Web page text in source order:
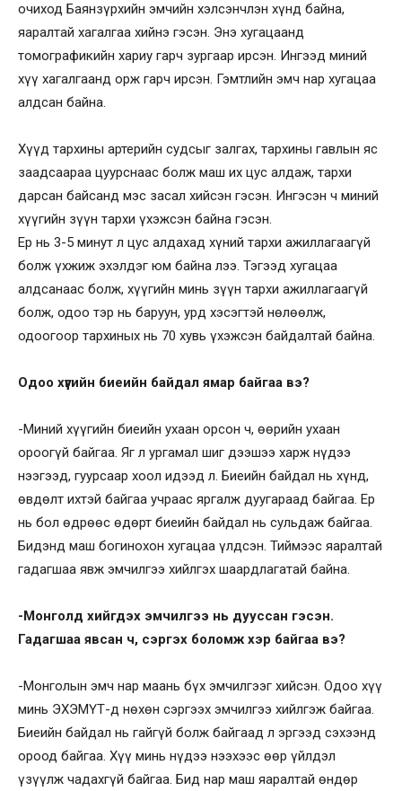
очиход Баянзүрхийн эмчийн хэлсэнчлэн хүнд байна,
яаралтай хагалгаа хийнэ гэсэн. Энэ хугацаанд
томографикийн хариу гарч зургаар ирсэн. Ингээд миний
хүү хагалгаанд орж гарч ирсэн. Гэмтлийн эмч нар хугацаа
алдсан байна.
Хүүд тархины артерийн судсыг залгах, тархины гавлын яс
заадсаараа цуурснаас болж маш их цус алдаж, тархи
дарсан байсанд мэс засал хийсэн гэсэн. Ингэсэн ч миний
хүүгийн зүүн тархи үхэжсэн байна гэсэн.
Ер нь 3-5 минут л цус алдахад хүний тархи ажиллагаагүй
болж үхжиж эхэлдэг юм байна лээ. Тэгээд хугацаа
алдсанаас болж, хүүгийн минь зүүн тархи ажиллагаагүй
болж, одоо тэр нь баруун, урд хэсэгтэй нөлөөлж,
одоогоор тархиных нь 70 хувь үхэжсэн байдалтай байна.
Одоо хүүгийн биеийн байдал ямар байгаа вэ?
-Миний хүүгийн биеийн ухаан орсон ч, өөрийн ухаан
ороогүй байгаа. Яг л ургамал шиг дээшээ харж нүдээ
нээгээд, гуурсаар хоол идээд л. Биеийн байдал нь хүнд,
өвдөлт ихтэй байгаа учраас яргалж дуугараад байгаа. Ер
нь бол өдрөөс өдөрт биеийн байдал нь сульдаж байгаа.
Бидэнд маш богинохон хугацаа үлдсэн. Тиймээс яаралтай
гадагшаа явж эмчилгээ хийлгэх шаардлагатай байна.
-Монголд хийгдэх эмчилгээ нь дууссан гэсэн.
Гадагшаа явсан ч, сэргэх боломж хэр байгаа вэ?
-Монголын эмч нар маань бүх эмчилгээг хийсэн. Одоо хүү
минь ЭХЭМҮТ-д нөхөн сэргээх эмчилгээ хийлгэж байгаа.
Биеийн байдал нь гайгүй болж байгаад л эргээд сэхээнд
ороод байгаа. Хүү минь нүдээ нээхээс өөр үйлдэл
үзүүлж чадахгүй байгаа. Бид нар маш яаралтай өндөр